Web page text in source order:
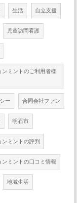
生活 自立支援
児童訪問看護
ミントのご利用者様
ー 合同会社ファン
明石市
ミントの評判
ミントの口コミ情報
地域生活